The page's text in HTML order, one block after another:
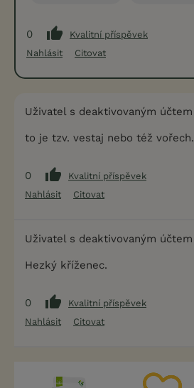
0
Kvalitní příspěvek
Nahlásit
Citovat
Uživatel s deaktivovaným účtem
to je tzv. vestaj nebo též vořech.
0
Kvalitní příspěvek
Nahlásit
Citovat
Uživatel s deaktivovaným účtem
Hezký kříženec.
0
Kvalitní příspěvek
Nahlásit
Citovat